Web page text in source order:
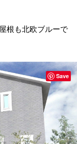
根も北欧ブルーで
Save